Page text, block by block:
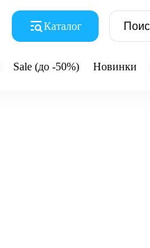
Каталог
Sale (до -50%) Новинки